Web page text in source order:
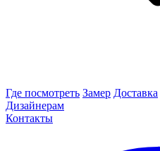
Где посмотреть Замер Доставка
Дизайнерам
Контакты